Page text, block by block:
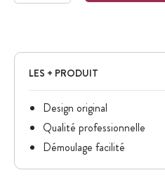
LES + PRODUIT
Design original
Qualité professionnelle
Démoulage facilité